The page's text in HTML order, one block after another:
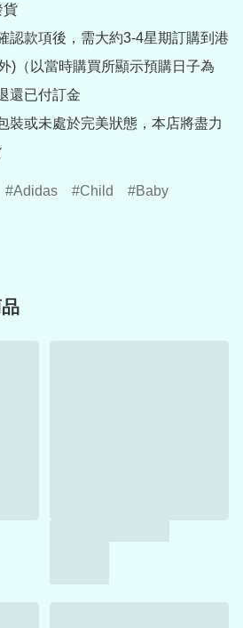
貨
認款項後，需大約3-4星期訂購到港
)（以當時購買所顯示預購日子為
還已付訂金
裝或未處於完美狀態，本店將盡力
Adidas Child
Baby